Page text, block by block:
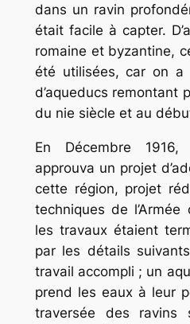
dans un ravin
était facile à capter.
romaine et byzantine,
été utilisées, car on a
d’aqueducs remontant
du nie siècle et au
En Décembre
approuva un projet
cette région, projet
techniques de l’Armée
les travaux étaient
par les détails
travail accompli ; un
prend les eaux à leur
traversée des